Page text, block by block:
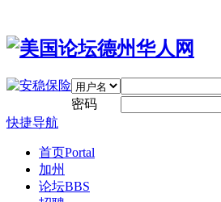
密码
快捷导航
首页Portal
加州
论坛BBS